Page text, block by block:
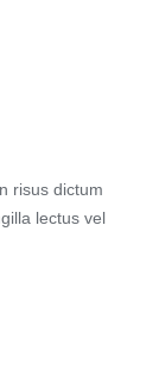
risus dictum
lectus vel